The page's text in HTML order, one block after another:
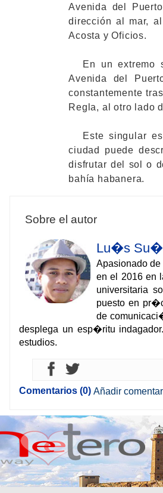
Avenida del
dirección al mar,
Acosta y Oficios.
En un extremo
Avenida del
constantemente
Regla, al otro lado
Este singular
ciudad puede
disfrutar del sol o
bahía habanera.
Sobre el autor
Lu�s
Apasionado
en el 2016 en
universitaria
puesto en
de
desplega un esp�ritu
estudios.
Comentarios (0) Añadir